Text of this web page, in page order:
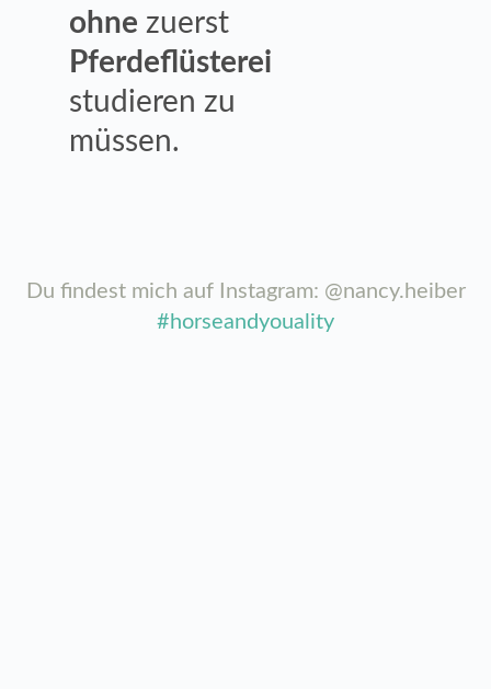
ohne zuerst
Pferdeflüsterei
studieren zu
müssen.
Du findest mich auf Instagram: @nancy.heiber
#horseandyouality